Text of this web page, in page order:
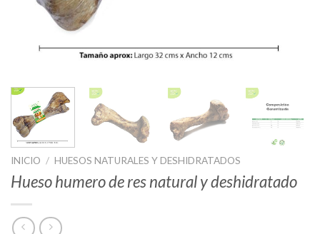
INICIO / HUESOS NATURALES Y DESHIDRATADOS
Hueso humero de res natural y deshidratado